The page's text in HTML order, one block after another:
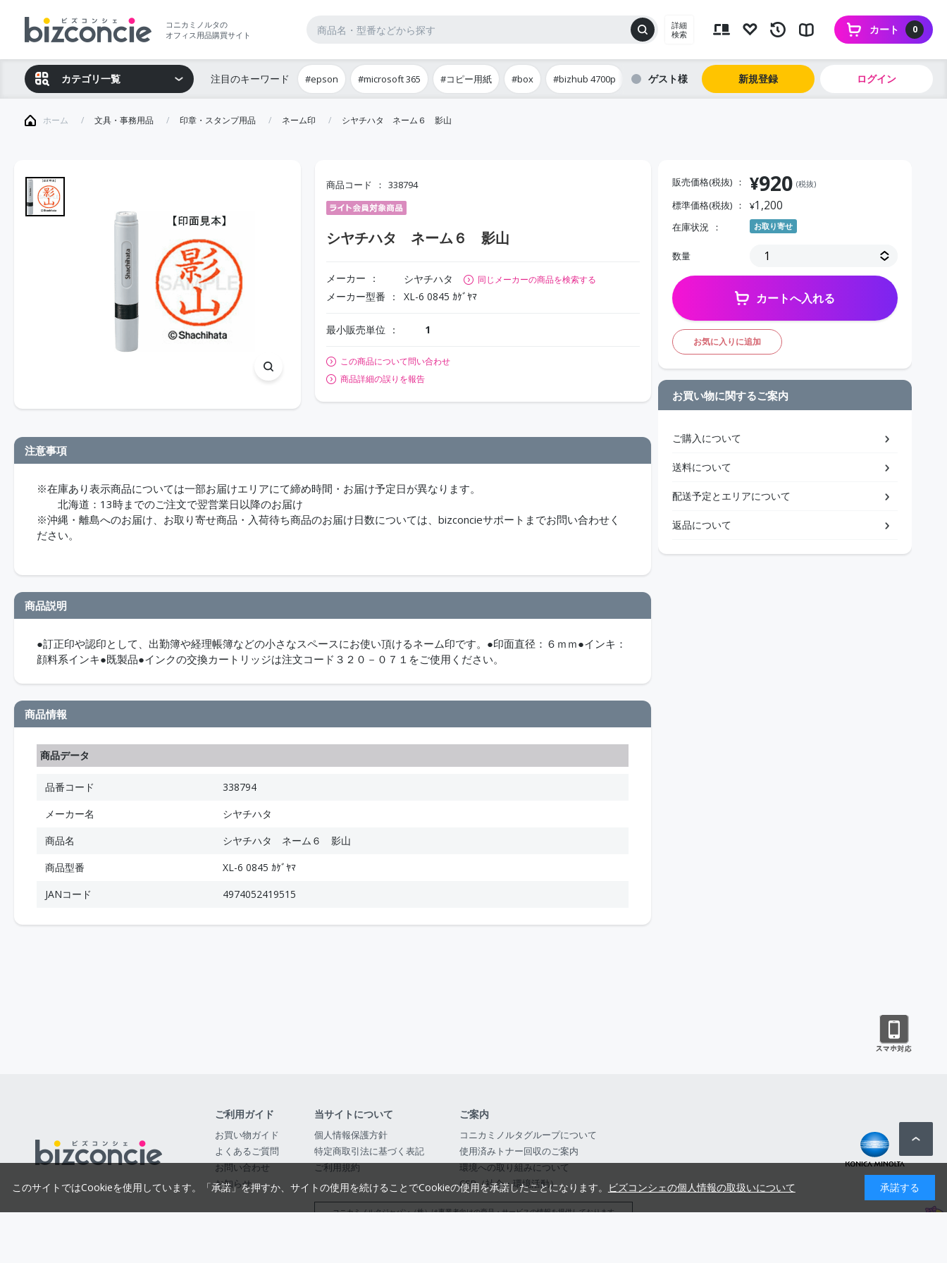
コニカミノルタの
オフィス用品購買サイト
詳細
検索
0
カート
カテゴリ一覧 注目のキーワード #epson #microsoft 365 #コピー用紙 #box #bizhub 4700p ゲスト 新規登録 ログイン
ホーム 文具・事務用品 印章・スタンプ用品 ネーム印 シヤチハタ ネーム６ 影山
商品コード 338794
シヤチハタ ネーム６ 影山
メーカー シヤチハタ 同じメーカーの商品を検索する
メーカー型番 XL-6 0845 ｶｹﾞﾔﾏ
最小販売単位 1
この商品について問い合わせ
商品詳細の誤りを報告
注意事項
※在庫あり表示商品については一部お届けエリアにて締め時間・お届け予定日が異なります。
北海道：13時までのご注文で翌営業日以降のお届け
※沖縄・離島へのお届け、お取り寄せ商品・入荷待ち商品のお届け日数については、bizconcieサポートまでお問い合わせく
ださい。
商品説明
●訂正印や認印として、出勤簿や経理帳簿などの小さなスペースにお使い頂けるネーム印です。●印面直径：６ｍｍ●インキ：
顔料系インキ●既製品●インクの交換カートリッジは注文コード３２０－０７１をご使用ください。
商品情報
商品データ
品番コード
338794
メーカー名
シヤチハタ
商品名
シヤチハタ ネーム６ 影山
商品型番
XL-6 0845 ｶｹﾞﾔﾏ
JANコード
4974052419515
販売価格(税抜) ¥920 (税抜)
標準価格(税抜) ¥1,200
在庫状況 お取り寄せ
数量
カートへ入れる
お気に入りに追加
お買い物に関するご案内
ご購入について
送料について
配送予定とエリアについて
返品について
ご利用ガイド
お買い物ガイド
よくあるご質問
お問い合わせ
お知らせ
当サイトについて
個人情報保護方針
特定商取引法に基づく表記
ご利用規約
ご案内
コニカミノルタグループについて
使用済みトナー回収のご案内
環境への取り組みについて
CSR（社会・環境活動）
コニカミノルタジャパン（株）は事業者向けの商品・サービスの情報を提供しております
このサイトではCookieを使用しています。「承諾」を押すか、サイトの使用を続けることでCookieの使用を承諾したことになります。 ビズコンシェの個人情報の取扱いについて 承諾する